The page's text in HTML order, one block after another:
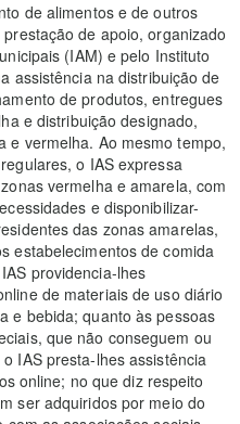
de alimentos e de outros
de apoio, organizado
(IAM) e pelo Instituto
assistência na distribuição de
de produtos, entregues
e distribuição designado,
e vermelha. Ao mesmo tempo,
o IAS expressa
vermelha e amarela, com
e disponibilizar-
das zonas amarelas,
estabelecimentos de comida
providencia-lhes
de materiais de uso diário
e bebida; quanto às pessoas
que não conseguem ou
IAS presta-lhes assistência
online; no que diz respeito
ser adquiridos por meio do